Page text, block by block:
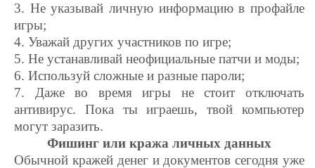
3. Не указывай личную информацию в профайле
игры;
4. Уважай других участников по игре;
5. Не устанавливай неофициальные патчи и моды;
6. Используй сложные и разные пароли;
7. Даже во время игры не стоит отключать
антивирус. Пока ты играешь, твой компьютер
могут заразить.
Фишинг или кража личных данных
Обычной кражей денег и документов сегодня уже